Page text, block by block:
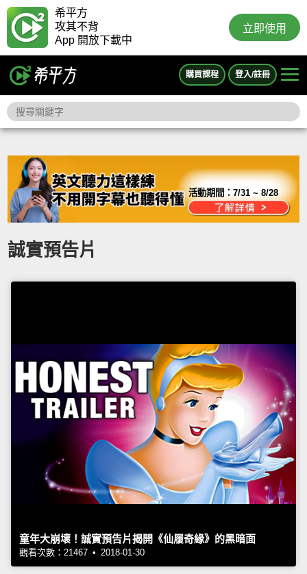
希平方
攻其不背
App 開放下載中
立即使用
購買課程 登入/註冊
活動期間：7/31 ~ 8/28
誠實預告片
童年大崩壞！誠實預告片揭開《仙履奇緣》的黑暗面
觀看次數：21467 • 2018-01-30